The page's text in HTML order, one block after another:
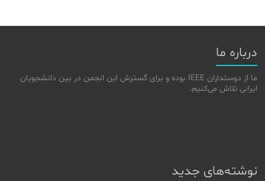
درباره ما
ما از دوستداران IEEE بوده و برای گسترش این انجمن در بین دانشجویان
ایرانی تلاش می‌کنیم.
نوشته‌های جدید